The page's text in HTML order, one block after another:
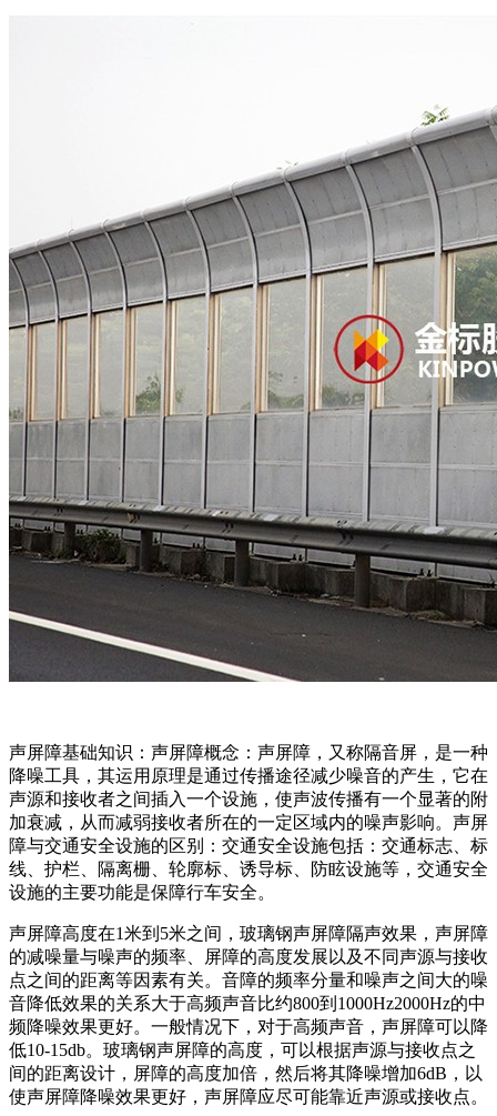
声屏障基础知识：声屏障概念：声屏障，又称隔音屏，是一种
降噪工具，其运用原理是通过传播途径减少噪音的产生，它在
声源和接收者之间插入一个设施，使声波传播有一个显著的附
加衰减，从而减弱接收者所在的一定区域内的噪声影响。声屏
障与交通安全设施的区别：交通安全设施包括：交通标志、标
线、护栏、隔离栅、轮廓标、诱导标、防眩设施等，交通安全
设施的主要功能是保障行车安全。
声屏障高度在1米到5米之间，玻璃钢声屏障隔声效果，声屏障
的减噪量与噪声的频率、屏障的高度发展以及不同声源与接收
点之间的距离等因素有关。音障的频率分量和噪声之间大的噪
音降低效果的关系大于高频声音比约800到1000Hz2000Hz的中
频降噪效果更好。一般情况下，对于高频声音，声屏障可以降
低10-15db。玻璃钢声屏障的高度，可以根据声源与接收点之
间的距离设计，屏障的高度加倍，然后将其降噪增加6dB，以
使声屏障降噪效果更好，声屏障应尽可能靠近声源或接收点。